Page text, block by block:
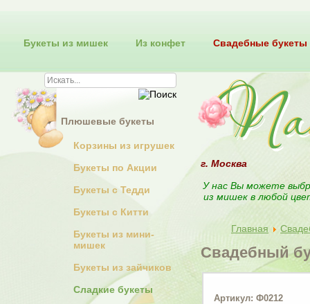
Букеты из мишек Из конфет Свадебные букеты
Плюшевые букеты
Корзины из игрушек
Букеты по Акции
Букеты с Тедди
Букеты с Китти
Букеты из мини-
мишек
Букеты из зайчиков
Сладкие букеты
г. Москва
У нас Вы можете
из мишек в любой
Главная
Свадебный
Артикул: Ф0212